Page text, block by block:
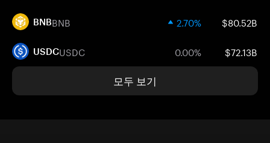
BNBBNB 2.70% $80.52B
USDCUSDC 0.00% $72.13B
모두 보기